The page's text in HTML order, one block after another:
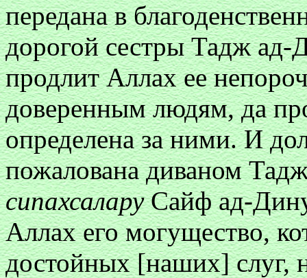
передана в
дорогой сестры Тадж
продлит Аллах ее
доверенным людям, да
определена за ними. И
пожалована диваном
сипахсаларуСайф ад-
Аллах его могущество,
достойных [наших] слуг,